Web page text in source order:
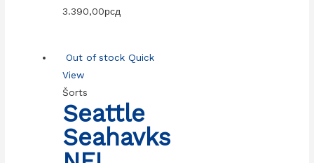
3.390,00рсд
Out of stock Quick
View
Šorts
Seattle
Seahavks